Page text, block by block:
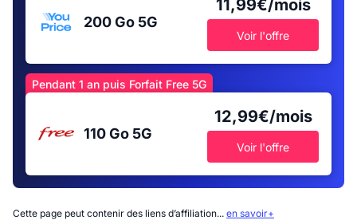
200 Go 5G
11,99€/mois
Voir l'offre
Pendant 1 an puis Forfait Free 5G
110 Go 5G
12,99€/mois
Voir l'offre
Cette page peut contenir des liens d’affiliation... en savoir+